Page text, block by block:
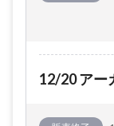
12/20 アー